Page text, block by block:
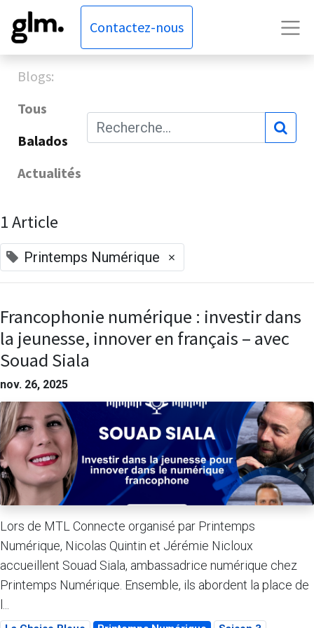
Contactez-nous
Blogs:
Tous
Balados
Actualités
1 Article
Printemps Numérique ×
Francophonie numérique : investir dans
la jeunesse, innover en français – avec
Souad Siala
nov. 26, 2025
Lors de MTL Connecte organisé par Printemps
Numérique, Nicolas Quintin et Jérémie Nicloux
accueillent Souad Siala, ambassadrice numérique chez
Printemps Numérique. Ensemble, ils abordent la place de
l...